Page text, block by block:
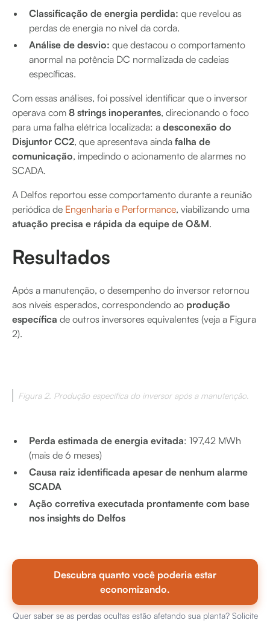
Classificação de energia perdida: que revelou as
perdas de energia no nível da corda.
Análise de desvio: que destacou o comportamento
anormal na potência DC normalizada de cadeias
específicas.
Com essas análises, foi possível identificar que o inversor
operava com 8 strings inoperantes, direcionando o foco
para uma falha elétrica localizada: a desconexão do
Disjuntor CC2, que apresentava ainda falha de
comunicação, impedindo o acionamento de alarmes no
SCADA.
A Delfos reportou esse comportamento durante a reunião
periódica de Engenharia e Performance, viabilizando uma
atuação precisa e rápida da equipe de O&M.
Resultados
Após a manutenção, o desempenho do inversor retornou
aos níveis esperados, correspondendo ao produção
específica de outros inversores equivalentes (veja a Figura
2).
Figura 2. Produção específica do inversor após a manutenção.
Perda estimada de energia evitada: 197,42 MWh
(mais de 6 meses)
Causa raiz identificada apesar de nenhum alarme
SCADA
Ação corretiva executada prontamente com base
nos insights do Delfos
Descubra quanto você poderia estar
economizando.
Quer saber se as perdas ocultas estão afetando sua planta? Solicite